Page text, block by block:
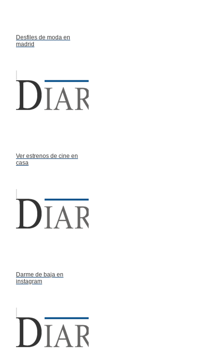
Desfiles de moda en
madrid
Ver estrenos de cine en
casa
Darme de baja en
instagram